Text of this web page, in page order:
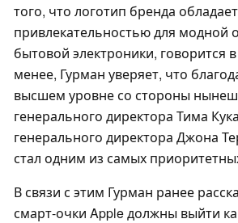
того, что логотип бренда
привлекательностью для модной
бытовой электроники, говорится
менее, Гурман уверяет, что
высшем уровне со стороны
генерального директора Тима
генерального директора Джона
стал одним из самых
В связи с этим Гурман ранее
смарт-очки Apple должны выйти